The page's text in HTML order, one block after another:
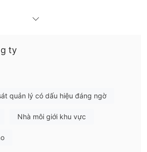
không được quy định
web đăng ký của mình. Vì vậy, hãy lưu ý
một số loại sản phẩm, bao gồm ngoại
ty
quản lý có dấu hiệu đáng ngờ
Nhà môi giới khu vực